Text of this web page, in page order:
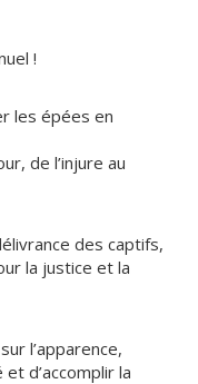
!
les épées en
de l’injure au
des captifs,
la justice et la
l’apparence,
d’accomplir la